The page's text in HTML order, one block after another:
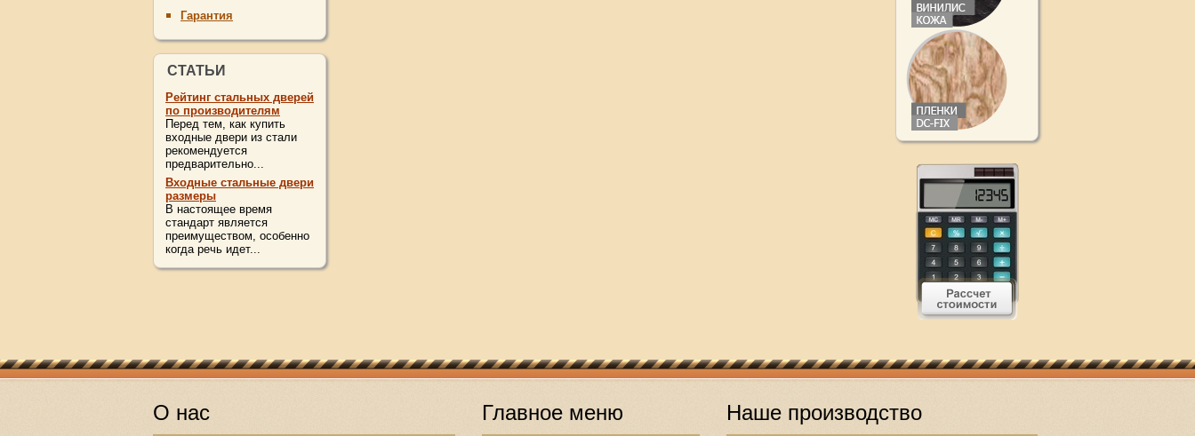
Гарантия
СТАТЬИ
Рейтинг стальных дверей
по производителям
Перед тем, как купить
входные двери из стали
рекомендуется
предварительно...
Входные стальные двери
размеры
В настоящее время
стандарт является
преимуществом, особенно
когда речь идет...
О нас Главное меню Наше производство